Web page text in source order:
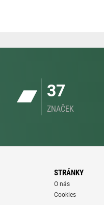
37
ZNAČEK
STRÁNKY
O nás
Cookies